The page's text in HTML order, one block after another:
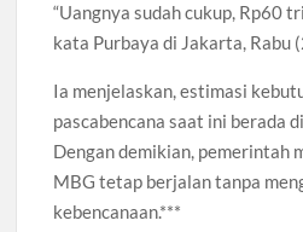
“Uangnya sudah cukup, Rp60
kata Purbaya di Jakarta,
Ia menjelaskan, estimasi
pascabencana saat ini berada
Dengan demikian, pemerintah
MBG tetap berjalan tanpa
kebencanaan.***